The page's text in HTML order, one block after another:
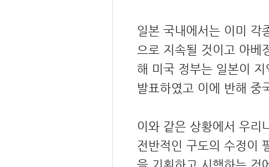
일본 국내에서는 이미 각
으로 지속될 것이고 아베
해 미국 정부는 일본이
발표하였고 이에 반해 중
이와 같은 상황에서 우리
전반적인 구도의 수정이